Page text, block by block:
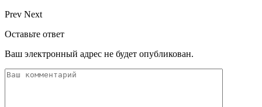
Prev Next
Оставьте ответ
Ваш электронный адрес не будет опубликован.